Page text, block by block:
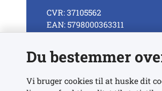
CVR: 37105562
EAN: 5798000363311
Se alle kontaktnumre
Du bestemmer
Vi bruger cookies til at huske dit